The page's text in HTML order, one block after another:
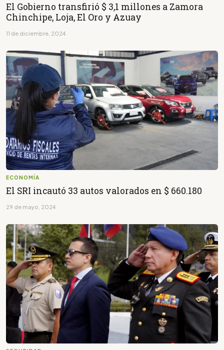
El Gobierno transfirió $ 3,1 millones a Zamora
Chinchipe, Loja, El Oro y Azuay
11 de diciembre, 2024
ECONOMÍA
El SRI incautó 33 autos valorados en $ 660.180
29 de mayo, 2024